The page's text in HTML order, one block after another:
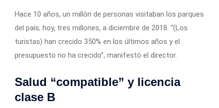
Hace 10 años, un millón de personas visitaban los parques
del país; hoy, tres millones, a diciembre de 2018. “(Los
turistas) han crecido 350% en los últimos años y el
presupuesto no ha crecido”, manifestó el director.
Salud “compatible” y licencia
clase B